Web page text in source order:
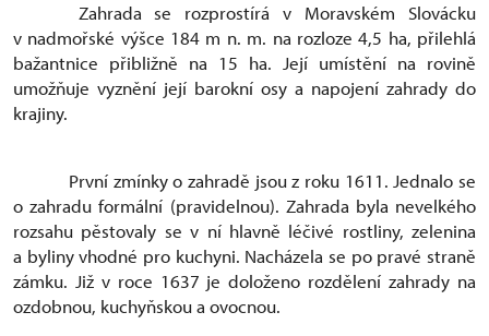
Zahrada se rozprostírá v Moravském Slovácku
v nadmořské výšce 184 m n. m. na rozloze 4,5 ha, přilehlá
bažantnice přibližně na 15 ha. Její umístění na rovině
umožňuje vyznění její barokní osy a napojení zahrady do
krajiny.
První zmínky o zahradě jsou z roku 1611. Jednalo se
o zahradu formální (pravidelnou). Zahrada byla nevelkého
rozsahu pěstovaly se v ní hlavně léčivé rostliny, zelenina
a byliny vhodné pro kuchyni. Nacházela se po pravé straně
zámku. Již v roce 1637 je doloženo rozdělení zahrady na
ozdobnou, kuchyňskou a ovocnou.